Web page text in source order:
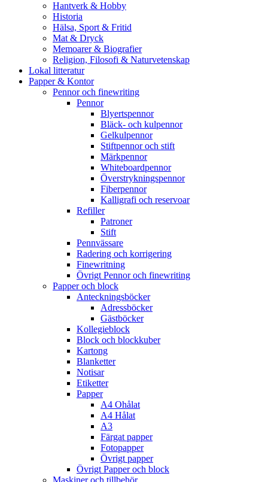
Hantverk & Hobby
Historia
Hälsa, Sport & Fritid
Mat & Dryck
Memoarer & Biografier
Religion, Filosofi & Naturvetenskap
Lokal litteratur
Papper & Kontor
Pennor och finewriting
Pennor
Blyertspennor
Bläck- och kulpennor
Gelkulpennor
Stiftpennor och stift
Märkpennor
Whiteboardpennor
Överstrykningspennor
Fiberpennor
Kalligrafi och reservoar
Refiller
Patroner
Stift
Pennvässare
Radering och korrigering
Finewritning
Övrigt Pennor och finewriting
Papper och block
Anteckningsböcker
Adressböcker
Gästböcker
Kollegieblock
Block och blockkuber
Kartong
Blanketter
Notisar
Etiketter
Papper
A4 Ohålat
A4 Hålat
A3
Färgat papper
Fotopapper
Övrigt papper
Övrigt Papper och block
Maskiner och tillbehör